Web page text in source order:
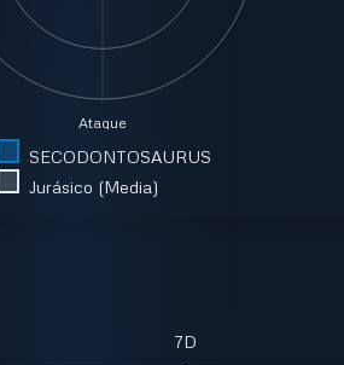
Ataque
SECODONTOSAURUS
Jurásico (Media)
7D